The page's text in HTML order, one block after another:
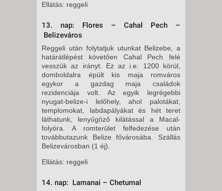
Ellátás: reggeli
13. nap: Flores – Cahal Pech –
Belizeváros
Reggeli után folytatjuk utunkat Belizebe, a
határátlépést követően Cahal Pech felé
vesszük az irányt. Ez az i.e. 1200 körül,
domboldalra épült kis maja romváros
egykor a gazdag maja családok
rezidenciája volt. Az egyik legrégebbi
nyugat-belize-i lelőhely, ahol palotákat,
templomokat, labdapályákat és hét teret
láthatunk, lenyűgöző kilátással a Macal-
folyóra. A romterület felfedezése után
továbbutazunk Belize fővárosába. Szállás
Belizevárosban (1 éj).
Ellátás: reggeli
14. nap: Lamanai – Chetumal